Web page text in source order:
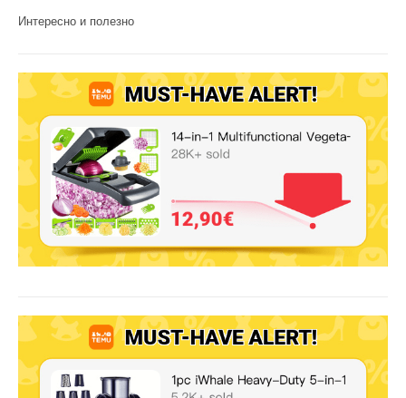
Интересно и полезно